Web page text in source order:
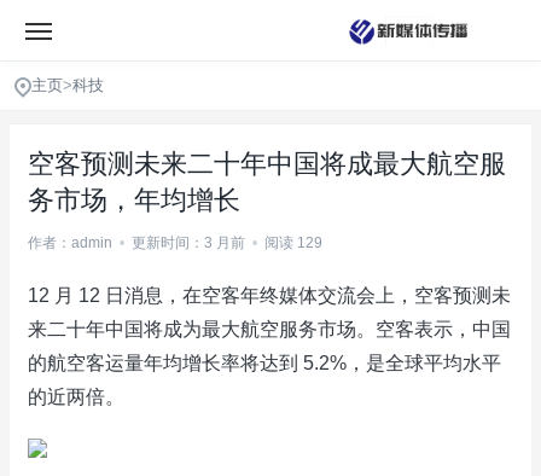
主页>科技
空客预测未来二十年中国将成最大航空服
务市场，年均增长
作者：admin • 更新时间：3 月前 • 阅读 129
12 月 12 日消息，在空客年终媒体交流会上，空客预测未
来二十年中国将成为最大航空服务市场。空客表示，中国
的航空客运量年均增长率将达到 5.2%，是全球平均水平
的近两倍。